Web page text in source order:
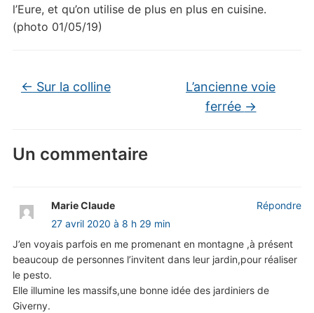
l’Eure, et qu’on utilise de plus en plus en cuisine.
(photo 01/05/19)
← Sur la colline
L’ancienne voie
ferrée →
Un commentaire
Marie Claude
27 avril 2020 à 8 h 29 min
J’en voyais parfois en me promenant en montagne ,à présent
beaucoup de personnes l’invitent dans leur jardin,pour réaliser
le pesto.
Elle illumine les massifs,une bonne idée des jardiniers de
Giverny.
Répondre